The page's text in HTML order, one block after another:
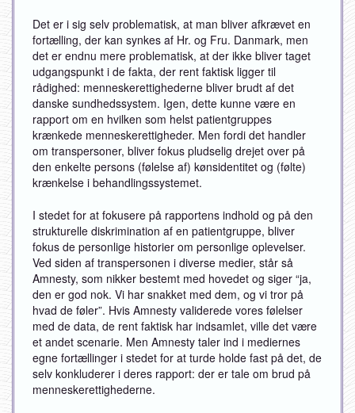
Det er i sig selv problematisk, at man bliver afkrævet en
fortælling, der kan synkes af Hr. og Fru. Danmark, men
det er endnu mere problematisk, at der ikke bliver taget
udgangspunkt i de fakta, der rent faktisk ligger til
rådighed: menneskerettighederne bliver brudt af det
danske sundhedssystem. Igen, dette kunne være en
rapport om en hvilken som helst patientgruppes
krænkede menneskerettigheder. Men fordi det handler
om transpersoner, bliver fokus pludselig drejet over på
den enkelte persons (følelse af) kønsidentitet og (følte)
krænkelse i behandlingssystemet.
I stedet for at fokusere på rapportens indhold og på den
strukturelle diskrimination af en patientgruppe, bliver
fokus de personlige historier om personlige oplevelser.
Ved siden af transpersonen i diverse medier, står så
Amnesty, som nikker bestemt med hovedet og siger “ja,
den er god nok. Vi har snakket med dem, og vi tror på
hvad de føler”. Hvis Amnesty validerede vores følelser
med de data, de rent faktisk har indsamlet, ville det være
et andet scenarie. Men Amnesty taler ind i mediernes
egne fortællinger i stedet for at turde holde fast på det, de
selv konkluderer i deres rapport: der er tale om brud på
menneskerettighederne.